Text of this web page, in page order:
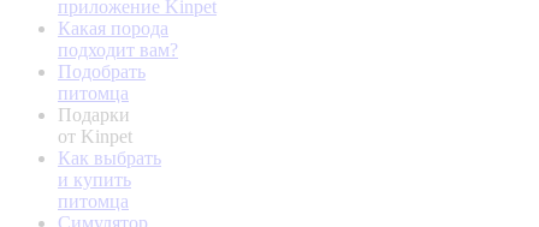
приложение Kinpet
Какая порода
подходит вам?
Подобрать
питомца
Подарки
от Kinpet
Как выбрать
и купить
питомца
Симулятор